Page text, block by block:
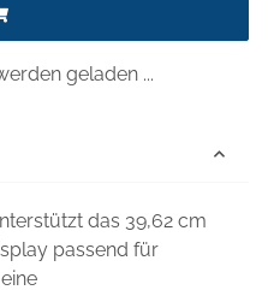
geladen ...
das 39,62 cm
passend für